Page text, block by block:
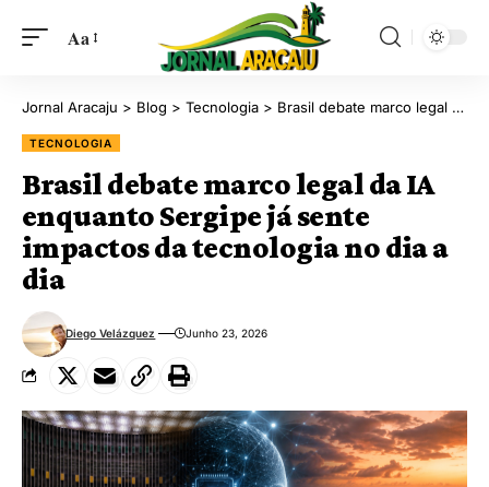
Aa
Jornal Aracaju > Blog > Tecnologia > Brasil debate marco legal da IA enquanto Sergipe já sente impactos da tecnologia no dia a dia
TECNOLOGIA
Brasil debate marco legal da IA
enquanto Sergipe já sente
impactos da tecnologia no dia a
dia
Diego Velázquez Junho 23, 2026